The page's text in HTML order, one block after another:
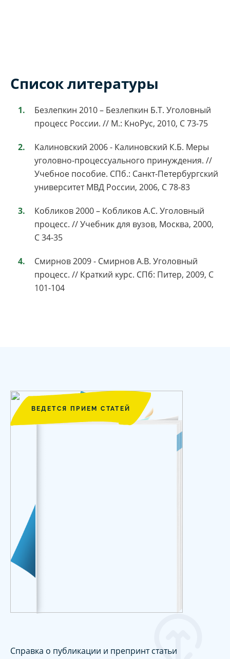
Список литературы
Безлепкин 2010 – Безлепкин Б.Т. Уголовный
процесс России. // М.: КноРус, 2010, С 73-75
Калиновский 2006 - Калиновский К.Б. Меры
уголовно-процессуального принуждения. //
Учебное пособие. СПб.: Санкт-Петербургский
университет МВД России, 2006, С 78-83
Кобликов 2000 – Кобликов А.С. Уголовный
процесс. // Учебник для вузов, Москва, 2000,
С 34-35
Смирнов 2009 - Смирнов А.В. Уголовный
процесс. // Краткий курс. СПб: Питер, 2009, С
101-104
ВЕДЕТСЯ ПРИЕМ СТАТЕЙ
Справка о публикации и препринт статьи